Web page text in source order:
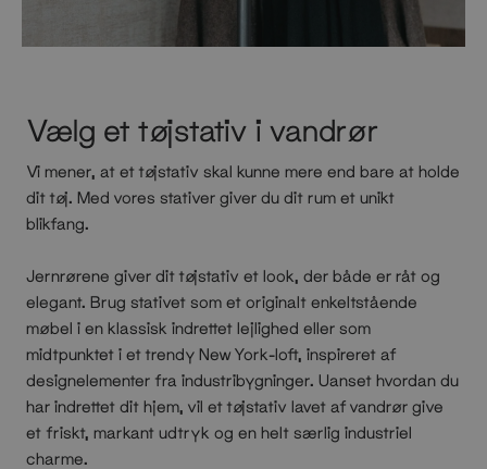
Vælg et tøjstativ i vandrør
Vi mener, at et tøjstativ skal kunne mere end bare at holde
dit tøj. Med vores stativer giver du dit rum et unikt
blikfang.
Jernrørene giver dit tøjstativ et look, der både er råt og
elegant. Brug stativet som et originalt enkeltstående
møbel i en klassisk indrettet lejlighed eller som
midtpunktet i et trendy New York-loft, inspireret af
designelementer fra industribygninger. Uanset hvordan du
har indrettet dit hjem, vil et tøjstativ lavet af vandrør give
et friskt, markant udtryk og en helt særlig industriel
charme.